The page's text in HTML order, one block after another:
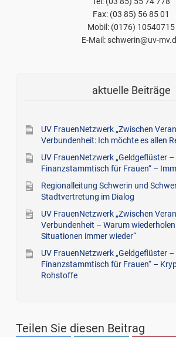
Fax: (03 85) 56 85 01
Mobil: (0176) 10540715
E-Mail: schwerin@uv-
aktuelle Beiträge
UV FrauenNetzwerk „Zwischen
Verbundenheit: Ich möchte es allen
UV FrauenNetzwerk „Geldgeflüster –
Finanzstammtisch für Frauen“ –
Regionalleitung Schwerin und
Stadtvertretung im Dialog
UV FrauenNetzwerk „Zwischen
Verbundenheit – Warum
Situationen immer wieder“
UV FrauenNetzwerk „Geldgeflüster –
Finanzstammtisch für Frauen“ –
Rohstoffe
Teilen Sie diesen Beitrag